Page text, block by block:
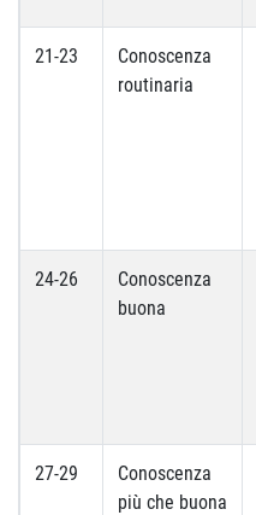
21-23
Conoscenza
routinaria
24-26
Conoscenza
buona
27-29
Conoscenza
più che buona